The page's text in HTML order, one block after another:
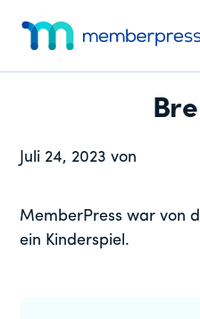
Hauptinhalt
springen
primären
Seitenleiste
springen
Fußzeile
springen
Menü
WordPress-
Plugin
Juli 24, 2023 von
MemberPress war von
ein Kinderspiel.